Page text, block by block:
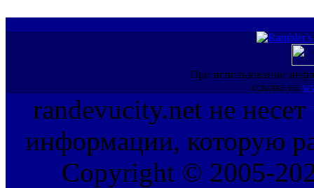
При использовании
ссылка на
randevucity.net не несет
информации, которую
Copyright © 2005-